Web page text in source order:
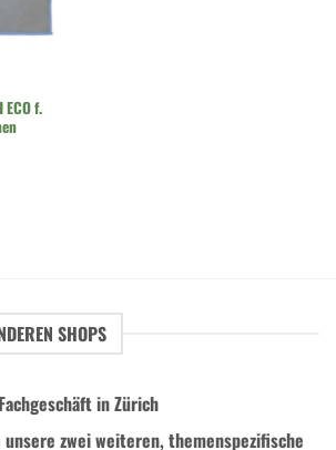
ECO f.
SHOPS
in Zürich
unsere zwei weiteren, themenspezifische